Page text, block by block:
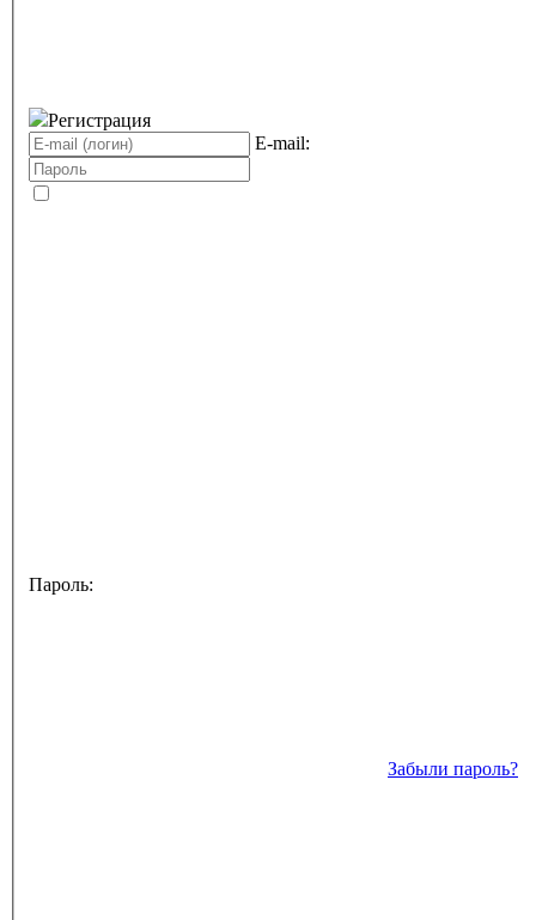
Регистрация
E-mail:
Пароль:
Забыли пароль?